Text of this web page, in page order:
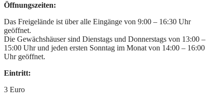
Öffnungszeiten:
Das Freigelände ist über alle Eingänge von 9:00 – 16:30 Uhr
geöffnet.
Die Gewächshäuser sind Dienstags und Donnerstags von 13:00 –
15:00 Uhr und jeden ersten Sonntag im Monat von 14:00 – 16:00
Uhr geöffnet.
Eintritt:
3 Euro